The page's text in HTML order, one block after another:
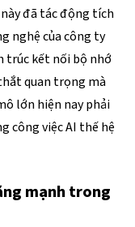
đã tác động tích
nghệ của công ty
trúc kết nối bộ nhớ
quan trọng mà
lớn hiện nay phải
công việc AI thế hệ
mạnh trong